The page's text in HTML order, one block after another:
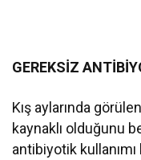
GEREKSİZ
Kış aylarında
kaynaklı olduğunu
antibiyotik